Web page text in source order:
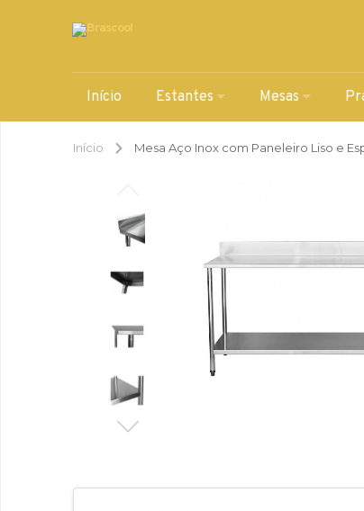
Início Estantes Mesas
Início Mesa Aço Inox com Paneleiro Liso e